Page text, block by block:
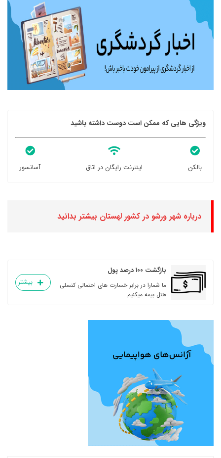
ویژگی هایی که ممکن است دوست داشته باشید
بالکن اینترنت رایگان در اتاق آسانسور
درباره شهر ورشو در کشور لهستان بیشتر بدانید
بازگشت ۱۰۰ درصد پول
ما شمارا در برابر خسارت های احتمالی کنسلی
هتل بیمه میکنیم
بیشتر